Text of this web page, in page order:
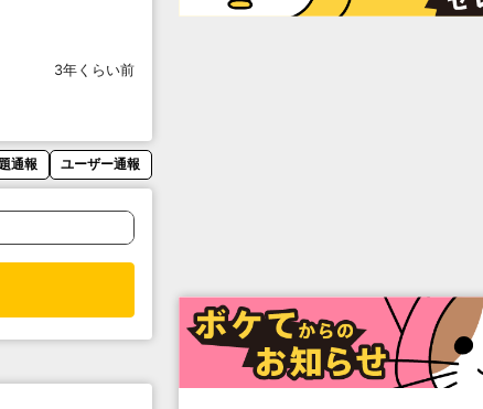
3年くらい前
通報 ユーザー通報